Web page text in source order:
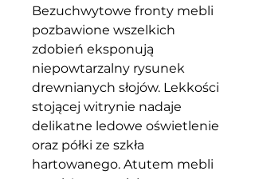
Bezuchwytowe fronty mebli
pozbawione wszelkich
zdobień eksponują
niepowtarzalny rysunek
drewnianych słojów. Lekkości
stojącej witrynie nadaje
delikatne ledowe oświetlenie
oraz półki ze szkła
hartowanego. Atutem mebli